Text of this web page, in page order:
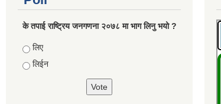
के तपाई राष्ट्रिय जनगणना २०७८ मा भाग लिनु भयो ?
Choices
लिए
लिईन